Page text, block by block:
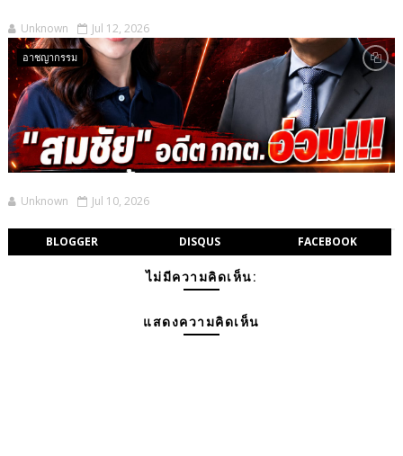
Unknown Jul 12, 2026
อาชญากรรม
Unknown Jul 10, 2026
BLOGGER DISQUS FACEBOOK
ไม่มีความคิดเห็น:
แสดงความคิดเห็น